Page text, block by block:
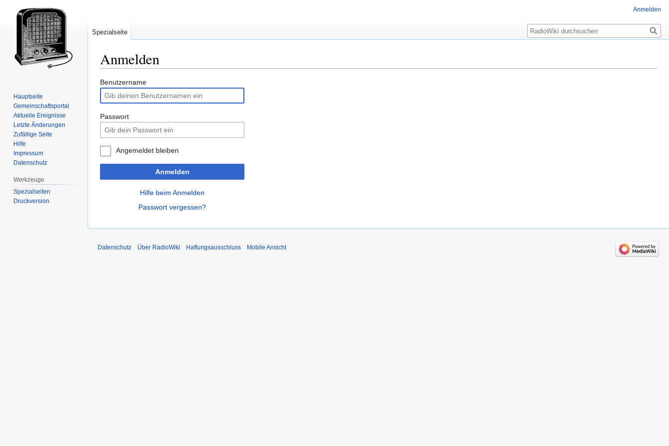
Anmelden
Zur
Navigation
springen
Zur
Suche
springen
Benutzername
Passwort
Angemeldet bleiben
Anmelden
Hilfe beim Anmelden
Passwort vergessen?
Anmelden
Spezialseite Suche
Hauptseite
Gemeinschafts­portal
Aktuelle Ereignisse
Letzte Änderungen
Zufällige Seite
Hilfe
Impressum
Datenschutz
Werkzeuge
Spezialseiten
Druckversion
Datenschutz Über RadioWiki Haftungsausschluss Mobile Ansicht